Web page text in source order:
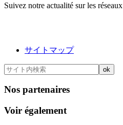
Suivez notre actualité sur les
サイトマップ
Nos partenaires
Voir également